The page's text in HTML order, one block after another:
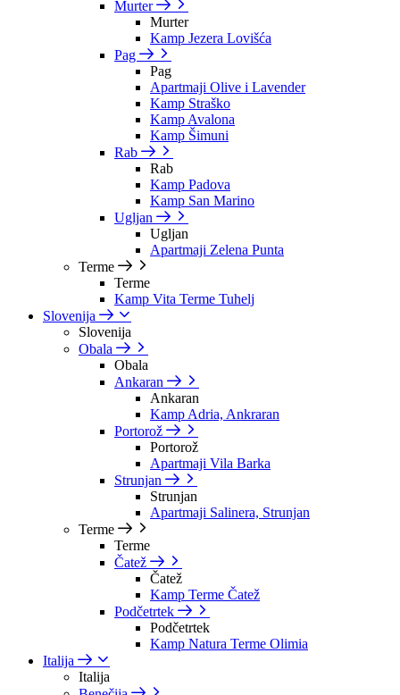
Murter
Murter
Kamp Jezera Lovišća
Pag
Pag
Apartmaji Olive i Lavender
Kamp Straško
Kamp Avalona
Kamp Šimuni
Rab
Rab
Kamp Padova
Kamp San Marino
Ugljan
Ugljan
Apartmaji Zelena Punta
Terme
Terme
Kamp Vita Terme Tuhelj
Slovenija
Slovenija
Obala
Obala
Ankaran
Ankaran
Kamp Adria, Ankraran
Portorož
Portorož
Apartmaji Vila Barka
Strunjan
Strunjan
Apartmaji Salinera, Strunjan
Terme
Terme
Čatež
Čatež
Kamp Terme Čatež
Podčetrtek
Podčetrtek
Kamp Natura Terme Olimia
Italija
Italija